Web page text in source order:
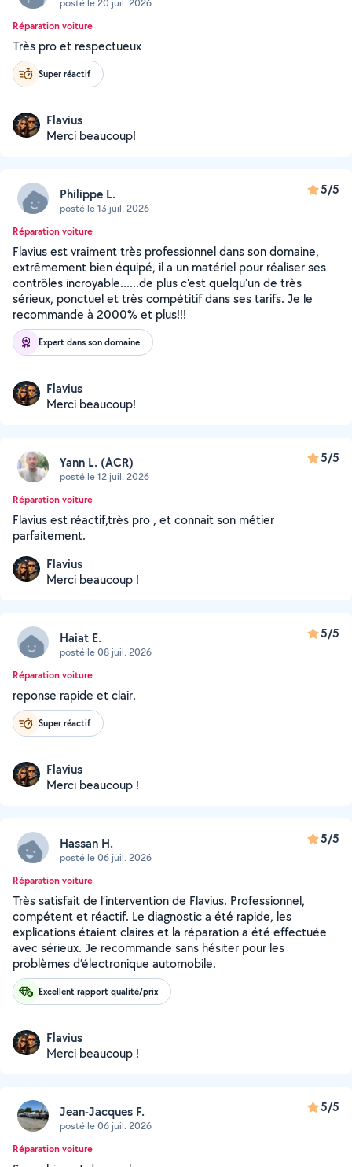
Réparation voiture
Très pro et respectueux
Super réactif
Flavius
Merci beaucoup!
Philippe L.
posté le 13 juil. 2026
5/5
Réparation voiture
Flavius est vraiment très professionnel dans son domaine,
extrêmement bien équipé, il a un matériel pour réaliser ses
contrôles incroyable......de plus c'est quelqu'un de très
sérieux, ponctuel et très compétitif dans ses tarifs. Je le
recommande à 2000% et plus!!!
Expert dans son domaine
Flavius
Merci beaucoup!
Yann L. (ACR)
posté le 12 juil. 2026
5/5
Réparation voiture
Flavius est réactif,très pro , et connait son métier
parfaitement.
Flavius
Merci beaucoup !
Haiat E.
posté le 08 juil. 2026
5/5
Réparation voiture
reponse rapide et clair.
Super réactif
Flavius
Merci beaucoup !
Hassan H.
posté le 06 juil. 2026
5/5
Réparation voiture
Très satisfait de l’intervention de Flavius. Professionnel,
compétent et réactif. Le diagnostic a été rapide, les
explications étaient claires et la réparation a été effectuée
avec sérieux. Je recommande sans hésiter pour les
problèmes d’électronique automobile.
Excellent rapport qualité/prix
Flavius
Merci beaucoup !
Jean-Jacques F.
posté le 06 juil. 2026
5/5
Réparation voiture